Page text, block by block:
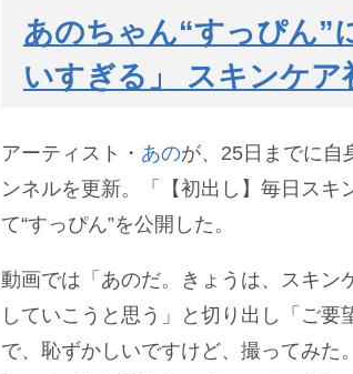
あのちゃん“すっぴん”
いすぎる」 スキンケア
アーティスト・ あのが、25日までに自
ンネルを更新。「【初出し】毎日スキ
て“すっぴん”を公開した。
動画では「あのだ。きょうは、スキン
していこうと思う」と切り出し「ご要
で、恥ずかしいですけど、撮ってみた